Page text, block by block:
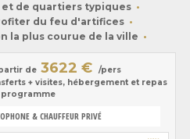
et de quartiers typiques
du feu d'artifices
la plus courue de la ville
de 3622 €
/pers
+ visites, hébergement et repas
programme
& CHAUFFEUR PRIVÉ